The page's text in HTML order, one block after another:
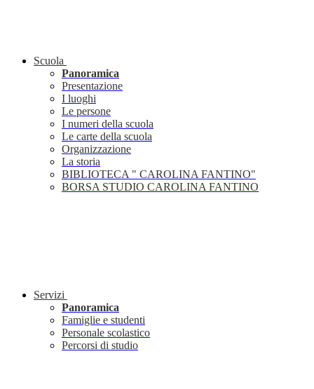
Scuola
Panoramica
Presentazione
I luoghi
Le persone
I numeri della scuola
Le carte della scuola
Organizzazione
La storia
BIBLIOTECA " CAROLINA FANTINO"
BORSA STUDIO CAROLINA FANTINO
Servizi
Panoramica
Famiglie e studenti
Personale scolastico
Percorsi di studio